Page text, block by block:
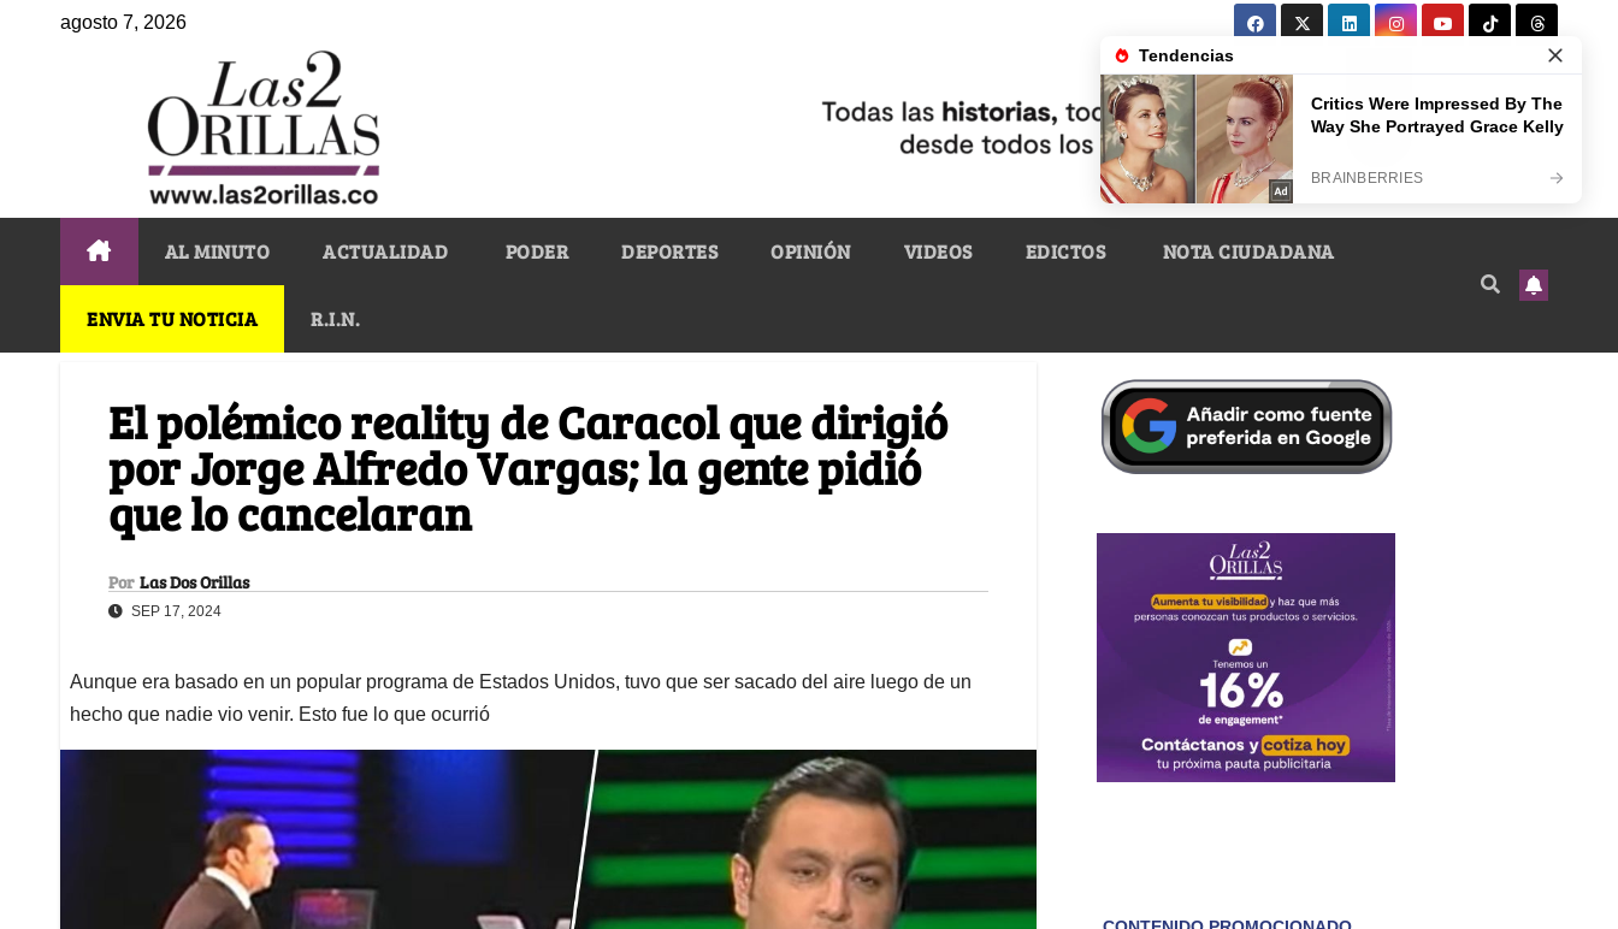
agosto 7, 2026
AL MINUTO ACTUALIDAD PODER DEPORTES OPINIÓN VIDEOS EDICTOS NOTA CIUDADANA
ENVIA TU NOTICIA R.I.N.
El polémico reality de Caracol que dirigió
por Jorge Alfredo Vargas; la gente pidió
que lo cancelaran
Por Las Dos Orillas
SEP 17, 2024
Aunque era basado en un popular programa de Estados Unidos, tuvo que ser sacado del aire luego de un
hecho que nadie vio venir. Esto fue lo que ocurrió